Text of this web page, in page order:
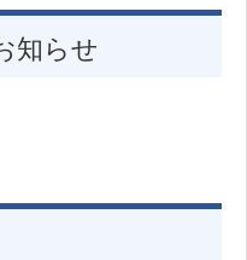
知らせ